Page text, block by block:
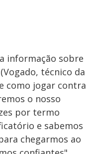
informação sobre
técnico da
como jogar contra
o nosso
por termo
e sabemos
chegarmos ao